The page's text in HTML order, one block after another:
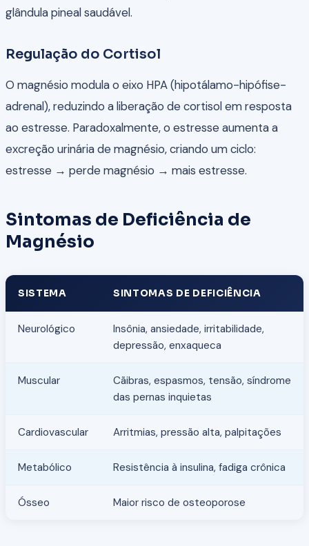
glândula pineal saudável.
Regulação do Cortisol
O magnésio modula o eixo HPA (hipotálamo-hipófise-
adrenal), reduzindo a liberação de cortisol em resposta
ao estresse. Paradoxalmente, o estresse aumenta a
excreção urinária de magnésio, criando um ciclo:
estresse → perde magnésio → mais estresse.
Sintomas de Deficiência de
Magnésio
SISTEMA SINTOMAS DE DEFICIÊNCIA
Neurológico
Insônia, ansiedade, irritabilidade,
depressão, enxaqueca
Muscular
Cãibras, espasmos, tensão, síndrome
das pernas inquietas
Cardiovascular Arritmias, pressão alta, palpitações
Metabólico Resistência à insulina, fadiga crônica
Ósseo Maior risco de osteoporose